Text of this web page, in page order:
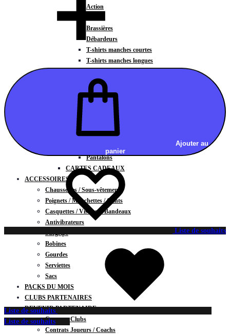
Action
Brassières
Débardeurs
T-shirts manches courtes
T-shirts manches longues
Sweats à capuche
Sweats à capuche zippé
Vestes
BAS
Shorts
Pantalons
CARTES CADEAUX
ACCESSOIRES
Chaussettes / Sous-vêtements
Poignets / Manchettes / Gants
Casquettes / Visières / Bandeaux
Antivibrateurs
Surgrips
Bobines
Gourdes
Serviettes
Sacs
PACKS DU MOIS
CLUBS PARTENAIRES
DEVENIR PARTENAIRE
Contrats Clubs
Contrats Joueurs / Coachs
Ajouter au
panier
Liste de souhaits
Liste de souhaits
Liste de souhaits